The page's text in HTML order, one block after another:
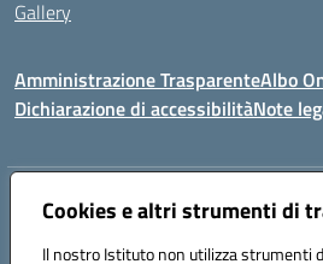
Cookies e altri strumenti di
Il nostro Istituto non utilizza strumenti
Gallery
Amministrazione TrasparenteAlbo
Dichiarazione di accessibilitàNote
Indirizzo:Via Coniugi Crigna – Cap. 89861 –
Posta elettronica certificata (PEC):